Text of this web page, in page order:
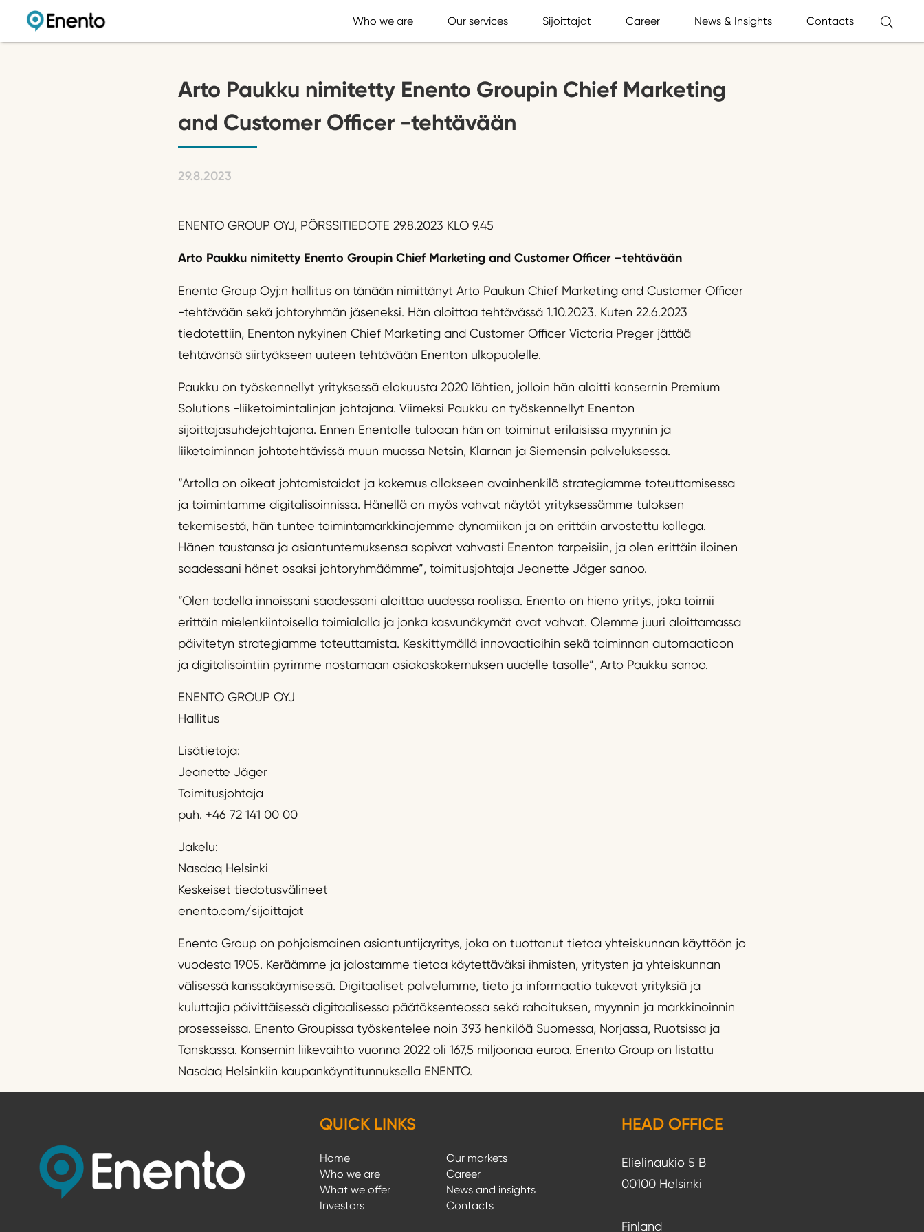
Who we are Our services Sijoittajat Career News & Insights Contacts
Arto Paukku nimitetty Enento Groupin Chief Marketing
and Customer Officer -tehtävään
29.8.2023
ENENTO GROUP OYJ, PÖRSSITIEDOTE 29.8.2023 KLO 9.45
Arto Paukkunimitetty Enento Groupin Chief Marketing and Customer Officer–tehtävään
Enento Group Oyj:n hallitus on tänään nimittänyt Arto Paukun Chief Marketing and Customer Officer
-tehtävään sekä johtoryhmän jäseneksi. Hän aloittaa tehtävässä 1.10.2023. Kuten 22.6.2023
tiedotettiin, Enenton nykyinen Chief Marketing and Customer Officer Victoria Preger jättää
tehtävänsä siirtyäkseen uuteen tehtävään Enenton ulkopuolelle.
Paukku on työskennellyt yrityksessä elokuusta 2020 lähtien, jolloin hän aloitti konsernin Premium
Solutions -liiketoimintalinjan johtajana. Viimeksi Paukku on työskennellyt Enenton
sijoittajasuhdejohtajana. Ennen Enentolle tuloaan hän on toiminut erilaisissa myynnin ja
liiketoiminnan johtotehtävissä muun muassa Netsin, Klarnan ja Siemensin palveluksessa.
”Artolla on oikeat johtamistaidot ja kokemus ollakseen avainhenkilö strategiamme toteuttamisessa
ja toimintamme digitalisoinnissa. Hänellä on myös vahvat näytöt yrityksessämme tuloksen
tekemisestä, hän tuntee toimintamarkkinojemme dynamiikan ja on erittäin arvostettu kollega.
Hänen taustansa ja asiantuntemuksensa sopivat vahvasti Enenton tarpeisiin, ja olen erittäin iloinen
saadessani hänet osaksi johtoryhmäämme”, toimitusjohtaja Jeanette Jäger sanoo.
”Olen todella innoissani saadessani aloittaa uudessa roolissa. Enento on hieno yritys, joka toimii
erittäin mielenkiintoisella toimialalla ja jonka kasvunäkymät ovat vahvat. Olemme juuri aloittamassa
päivitetyn strategiamme toteuttamista. Keskittymällä innovaatioihin sekä toiminnan automaatioon
ja digitalisointiin pyrimme nostamaan asiakaskokemuksen uudelle tasolle”, Arto Paukku sanoo.
ENENTO GROUP OYJ
Hallitus
Lisätietoja:
Jeanette Jäger
Toimitusjohtaja
puh. +46 72 141 00 00
Jakelu:
Nasdaq Helsinki
Keskeiset tiedotusvälineet
enento.com/sijoittajat
Enento Group on pohjoismainen asiantuntijayritys, joka on tuottanut tietoa yhteiskunnan käyttöön jo
vuodesta 1905. Keräämme ja jalostamme tietoa käytettäväksi ihmisten, yritysten ja yhteiskunnan
välisessä kanssakäymisessä. Digitaaliset palvelumme, tieto ja informaatio tukevat yrityksiä ja
kuluttajia päivittäisessä digitaalisessa päätöksenteossa sekä rahoituksen, myynnin ja markkinoinnin
prosesseissa. Enento Groupissa työskentelee noin 393 henkilöä Suomessa, Norjassa, Ruotsissa ja
Tanskassa. Konsernin liikevaihto vuonna 2022 oli 167,5 miljoonaa euroa. Enento Group on listattu
Nasdaq Helsinkiin kaupankäyntitunnuksella ENENTO.
QUICK LINKS
Home
Who we are
What we offer
Investors
Our markets
Career
News and insights
Contacts
HEAD OFFICE
Elielinaukio 5 B
00100 Helsinki
Finland